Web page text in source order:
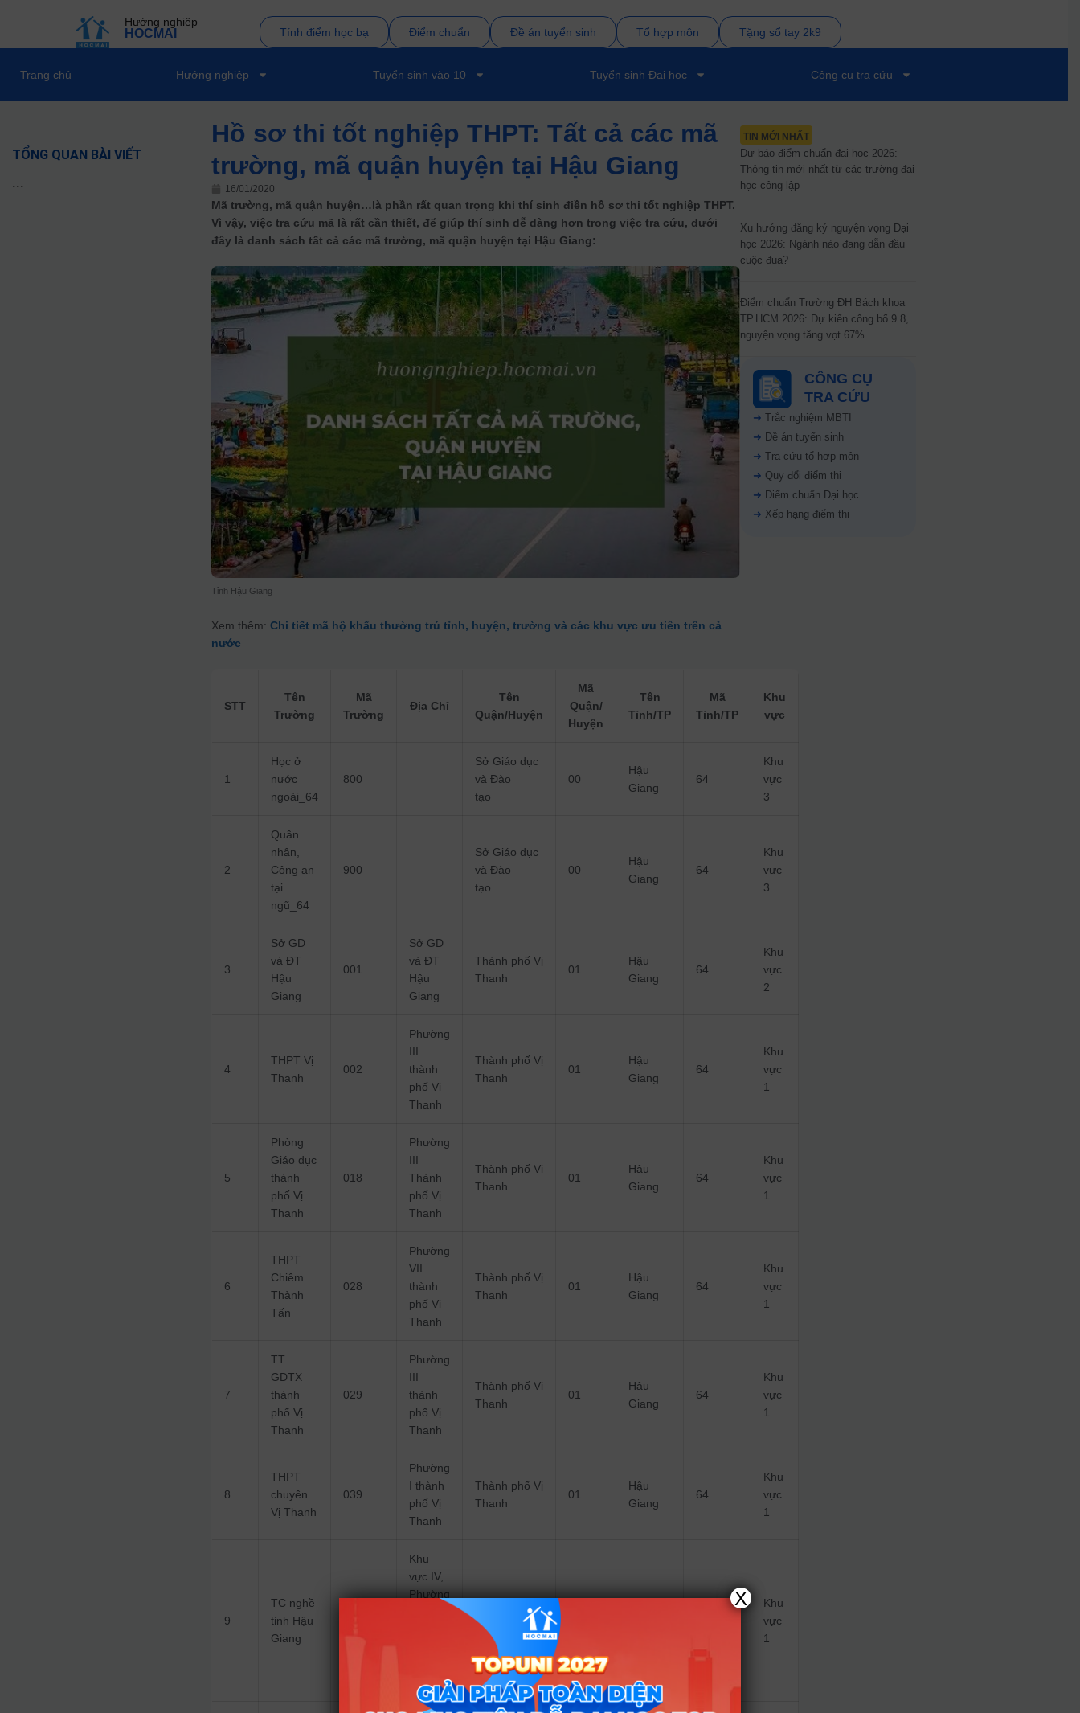
Hướng nghiệp
HOCMAI Tính điểm học bạ Điểm chuẩn Đề án tuyển sinh Tổ hợp môn Tặng sổ tay 2k9
Trang chủ Hướng nghiệp Tuyển sinh vào 10 Tuyển sinh Đại học Công cụ tra cứu
TỔNG QUAN BÀI VIẾT
...
Hồ sơ thi tốt nghiệp THPT: Tất cả các mã
trường, mã quận huyện tại Hậu Giang
16/01/2020
Mã trường, mã quận huyện…là phần rất quan trọng khi thí sinh điền hồ sơ thi tốt nghiệp THPT.
Vì vậy, việc tra cứu mã là rất cần thiết, để giúp thí sinh dễ dàng hơn trong việc tra cứu, dưới
đây là danh sách tất cả các mã trường, mã quận huyện tại Hậu Giang:
Tỉnh Hậu Giang
Xem thêm:Chi tiết mã hộ khẩu thường trú tỉnh, huyện, trường và các khu vực ưu tiên trên cả
nước
STT
Tên
Trường
Mã
Trường
Địa Chỉ
Tên
Quận/Huyện
Mã
Quận/
Huyện
Tên
Tỉnh/TP
Mã
Tỉnh/TP
Khu
vực
1
Học ở
nước
ngoài_64
800
Sở Giáo dục
và Đào
tạo
00
Hậu
Giang
64
Khu
vực
3
2
Quân
nhân,
Công an
tại
ngũ_64
900
Sở Giáo dục
và Đào
tạo
00
Hậu
Giang
64
Khu
vực
3
3
Sở GD
và ĐT
Hậu
Giang
001
Sở GD
và ĐT
Hậu
Giang
Thành phố Vị
Thanh
01
Hậu
Giang
64
Khu
vực
2
4
THPT Vị
Thanh
002
Phường
III
thành
phố Vị
Thanh
Thành phố Vị
Thanh
01
Hậu
Giang
64
Khu
vực
1
5
Phòng
Giáo dục
thành
phố Vị
Thanh
018
Phường
III
Thành
phố Vị
Thanh
Thành phố Vị
Thanh
01
Hậu
Giang
64
Khu
vực
1
6
THPT
Chiêm
Thành
Tấn
028
Phường
VII
thành
phố Vị
Thanh
Thành phố Vị
Thanh
01
Hậu
Giang
64
Khu
vực
1
7
TT
GDTX
thành
phố Vị
Thanh
029
Phường
III
thành
phố Vị
Thanh
Thành phố Vị
Thanh
01
Hậu
Giang
64
Khu
vực
1
8
THPT
chuyên
Vị Thanh
039
Phường
I thành
phố Vị
Thanh
Thành phố Vị
Thanh
01
Hậu
Giang
64
Khu
vực
1
9
TC nghề
tỉnh Hậu
Giang
Khu
vực IV,
Phường
Giang
Thành phố Vị
Thanh
Khu
vực
1
TIN MỚI NHẤT
Dự báo điểm chuẩn đại học 2026:
Thông tin mới nhất từ các trường đại
học công lập
Xu hướng đăng ký nguyện vọng Đại
học 2026: Ngành nào đang dẫn đầu
cuộc đua?
Điểm chuẩn Trường ĐH Bách khoa
TP.HCM 2026: Dự kiến công bố 9.8,
nguyện vọng tăng vọt 67%
CÔNG CỤ
TRA CỨU
➜ Trắc nghiệm MBTI
➜ Đề án tuyển sinh
➜ Tra cứu tổ hợp môn
➜ Quy đổi điểm thi
➜ Điểm chuẩn Đại học
➜ Xếp hạng điểm thi
X